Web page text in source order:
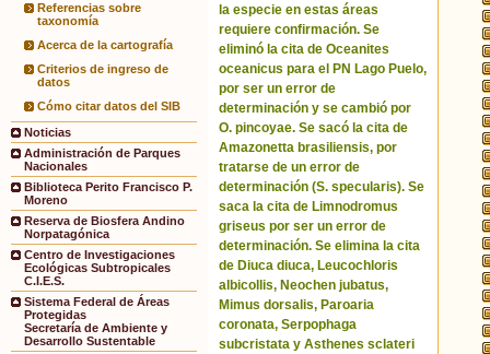
Referencias sobre
taxonomía
Acerca de la cartografía
Criterios de ingreso de
datos
Cómo citar datos del SIB
Noticias
Administración de Parques
Nacionales
Biblioteca Perito Francisco P.
Moreno
Reserva de Biosfera Andino
Norpatagónica
Centro de Investigaciones
Ecológicas Subtropicales
C.I.E.S.
Sistema Federal de Áreas
Protegidas
Secretaría de Ambiente y
Desarrollo Sustentable
la especie en estas áreas
requiere confirmación. Se
eliminó la cita de Oceanites
oceanicus para el PN Lago Puelo,
por ser un error de
determinación y se cambió por
O. pincoyae. Se sacó la cita de
Amazonetta brasiliensis, por
tratarse de un error de
determinación (S. specularis). Se
saca la cita de Limnodromus
griseus por ser un error de
determinación. Se elimina la cita
de Diuca diuca, Leucochloris
albicollis, Neochen jubatus,
Mimus dorsalis, Paroaria
coronata, Serpophaga
subcristata y Asthenes sclateri